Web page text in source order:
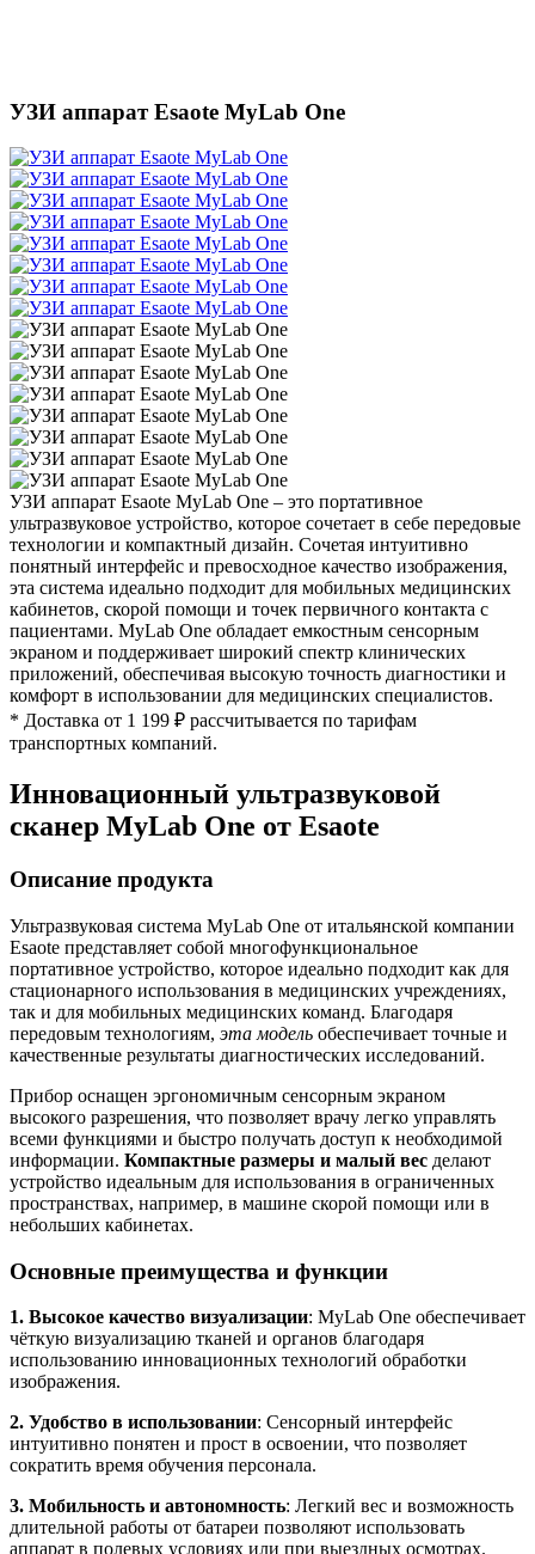
УЗИ аппарат Esaote MyLab One
УЗИ аппарат Esaote MyLab One – это портативное
ультразвуковое устройство, которое сочетает в себе передовые
технологии и компактный дизайн. Сочетая интуитивно
понятный интерфейс и превосходное качество изображения,
эта система идеально подходит для мобильных медицинских
кабинетов, скорой помощи и точек первичного контакта с
пациентами. MyLab One обладает емкостным сенсорным
экраном и поддерживает широкий спектр клинических
приложений, обеспечивая высокую точность диагностики и
комфорт в использовании для медицинских специалистов.
* Доставка от 1 199 ₽ рассчитывается по тарифам
транспортных компаний.
Инновационный ультразвуковой
сканер MyLab One от Esaote
Описание продукта
Ультразвуковая система MyLab One от итальянской компании
Esaote представляет собой многофункциональное
портативное устройство, которое идеально подходит как для
стационарного использования в медицинских учреждениях,
так и для мобильных медицинских команд. Благодаря
передовым технологиям, эта модель обеспечивает точные и
качественные результаты диагностических исследований.
Прибор оснащен эргономичным сенсорным экраном
высокого разрешения, что позволяет врачу легко управлять
всеми функциями и быстро получать доступ к необходимой
информации. Компактные размеры и малый вес делают
устройство идеальным для использования в ограниченных
пространствах, например, в машине скорой помощи или в
небольших кабинетах.
Основные преимущества и функции
1. Высокое качество визуализации: MyLab One обеспечивает
чёткую визуализацию тканей и органов благодаря
использованию инновационных технологий обработки
изображения.
2. Удобство в использовании: Сенсорный интерфейс
интуитивно понятен и прост в освоении, что позволяет
сократить время обучения персонала.
3. Мобильность и автономность: Легкий вес и возможность
длительной работы от батареи позволяют использовать
аппарат в полевых условиях или при выездных осмотрах.